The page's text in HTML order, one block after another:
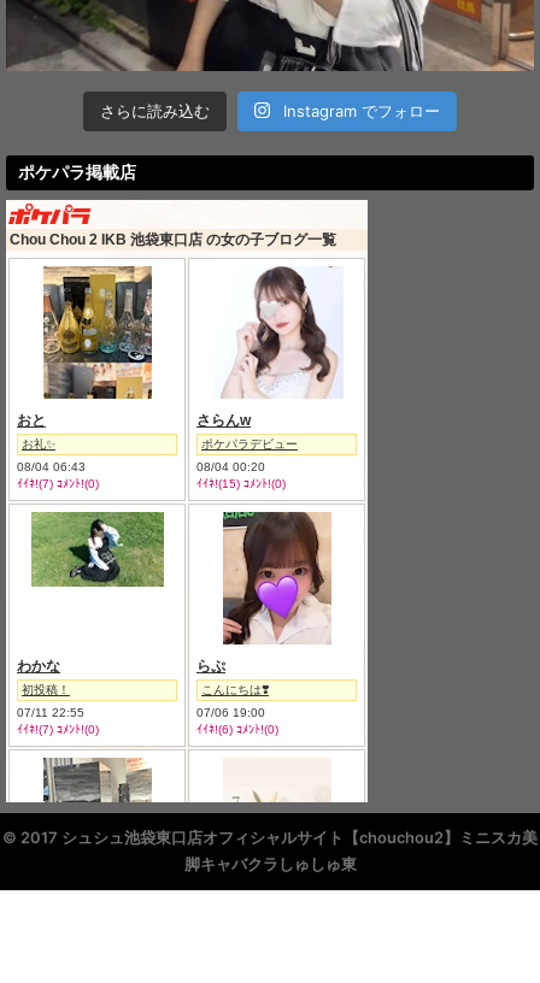
さらに読み込む Instagram でフォロー
ポケパラ掲載店
© 2017 シュシュ池袋東口店オフィシャルサイト【chouchou2】ミニスカ美
脚キャバクラしゅしゅ東